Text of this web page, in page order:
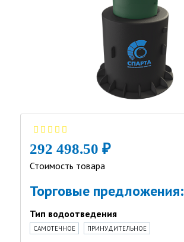
292 498.50 ₽
Стоимость товара
Торговые предложения:
Тип водоотведения
САМОТЕЧНОЕ ПРИНУДИТЕЛЬНОЕ